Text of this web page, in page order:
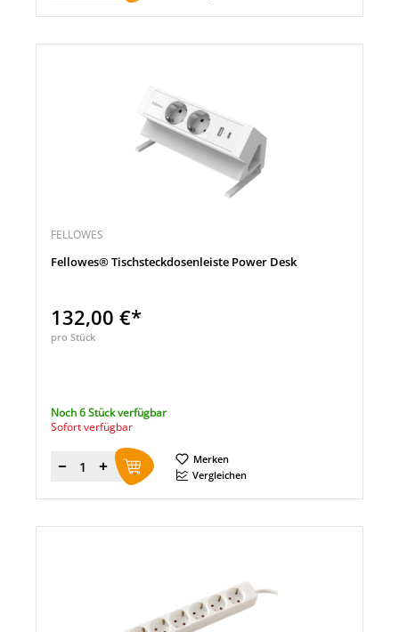
FELLOWES
Fellowes® Tischsteckdosenleiste Power Desk
132,00 €*
pro Stück
Noch 6 Stück verfügbar
Sofort verfügbar
Menge
Merken
Vergleichen